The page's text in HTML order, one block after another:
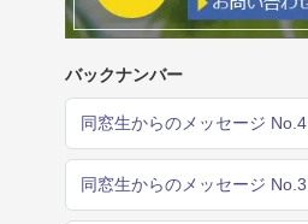
バックナンバー
同窓生からのメッセージ No.4
同窓生からのメッセージ No.3